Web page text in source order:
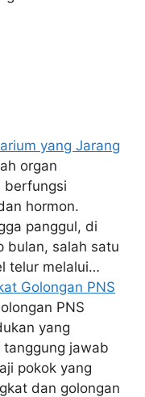
yang Jarang
organ
berfungsi
hormon.
panggul, di
bulan, salah satu
telur melalui…
Golongan PNS
PNS
yang
jawab
pokok yang
dan golongan